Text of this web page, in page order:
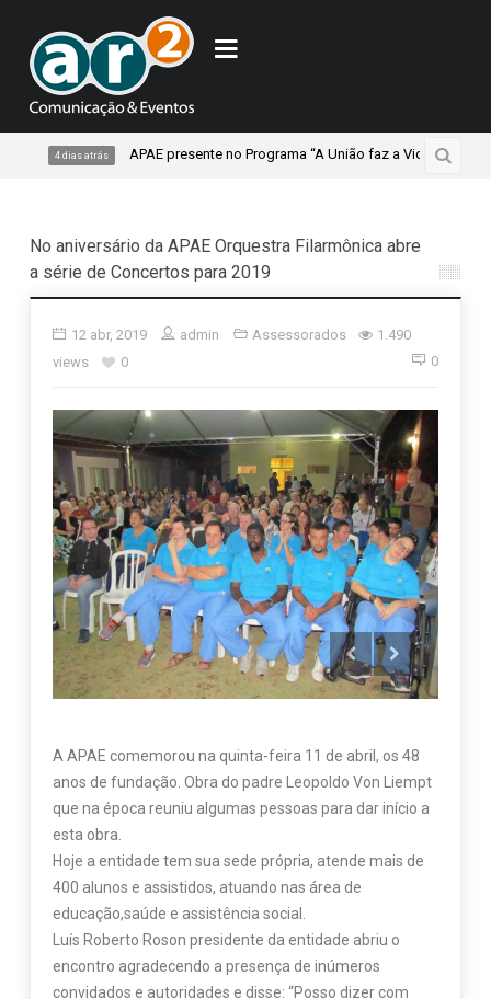
4 dias atrás APAE presente no Programa “A União faz a Vida”, do Sicredi
No aniversário da APAE Orquestra Filarmônica abre
a série de Concertos para 2019
12 abr, 2019 admin Assessorados
1.490
views
0 0
A APAE comemorou na quinta-feira 11 de abril, os 48
anos de fundação. Obra do padre Leopoldo Von Liempt
que na época reuniu algumas pessoas para dar início a
esta obra.
Hoje a entidade tem sua sede própria, atende mais de
400 alunos e assistidos, atuando nas área de
educação,saúde e assistência social.
Luís Roberto Roson presidente da entidade abriu o
encontro agradecendo a presença de inúmeros
convidados e autoridades e disse: “Posso dizer com